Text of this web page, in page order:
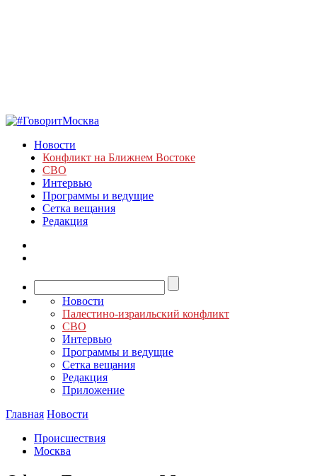
Новости
Конфликт на Ближнем Востоке
СВО
Интервью
Программы и ведущие
Сетка вещания
Редакция
Новости
Палестино-израильский конфликт
СВО
Интервью
Программы и ведущие
Сетка вещания
Редакция
Приложение
Главная Новости
Происшествия
Москва